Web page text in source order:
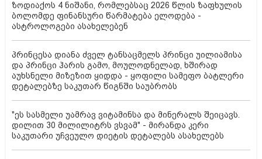
ზოდიაქოს 4 ნიშანი, რომლებსაც 2026 წლის ზაფხულის
ბოლომდე ფინანსური წარმატება ელოდება -
ასტროლოგები ასახელებენ
პრინცესა დიანა ძველ ტანსაცმელს პრინცი უილიამისა
და პრინცი ჰარის გამო, მოულოდნელად, ხშირად
აუხსნელი მიზეზით ყიდდა - ყოფილი სამეფო ბატლერი
დეტალებზე საკუთარ წიგნში საუბრობს
"ეს სასმელი უამრავ ვიტამინსა და მინერალს შეიცავს.
დილით 30 მილილიტრს ვსვამ" - მირანდა კერი
საკუთარი უჩვეულო დიეტის დეტალებს ასახელებს